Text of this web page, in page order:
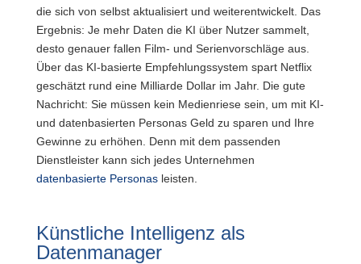
die sich von selbst aktualisiert und weiterentwickelt. Das
Ergebnis: Je mehr Daten die KI über Nutzer sammelt,
desto genauer fallen Film- und Serienvorschläge aus.
Über das KI-basierte Empfehlungssystem spart Netflix
geschätzt rund eine Milliarde Dollar im Jahr. Die gute
Nachricht: Sie müssen kein Medienriese sein, um mit KI-
und datenbasierten Personas Geld zu sparen und Ihre
Gewinne zu erhöhen. Denn mit dem passenden
Dienstleister kann sich jedes Unternehmen
datenbasierte Personasleisten.
Künstliche Intelligenz als
Datenmanager